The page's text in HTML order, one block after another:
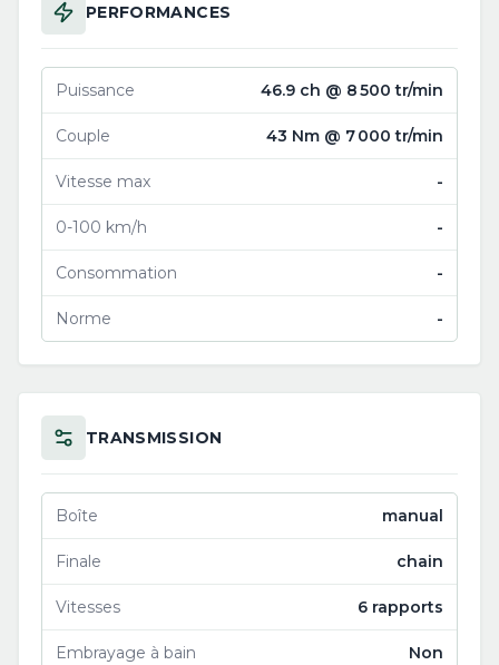
PERFORMANCES
Puissance 46.9 ch @ 8 500 tr/min
Couple 43 Nm @ 7 000 tr/min
Vitesse max -
0-100 km/h -
Consommation -
Norme -
TRANSMISSION
Boîte manual
Finale chain
Vitesses 6 rapports
Embrayage à bain Non